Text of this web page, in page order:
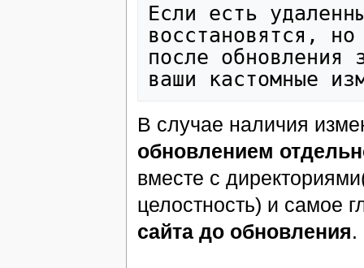
Если есть
восстановятся,
после обновления
В случае наличия
обновлением
вместе с
целостность) и самое
сайта до обновления.